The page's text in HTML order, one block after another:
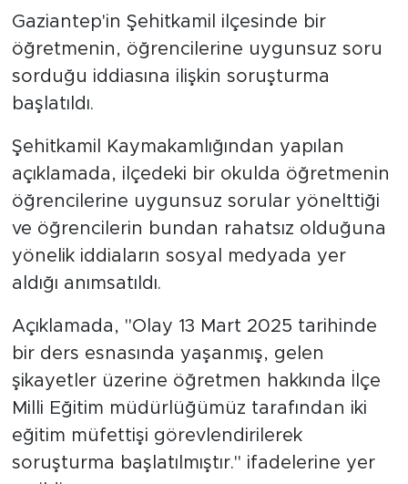
Gaziantep'in Şehitkamil ilçesinde bir
öğretmenin, öğrencilerine uygunsuz soru
sorduğu iddiasına ilişkin soruşturma
başlatıldı.
Şehitkamil Kaymakamlığından yapılan
açıklamada, ilçedeki bir okulda öğretmenin
öğrencilerine uygunsuz sorular yönelttiği
ve öğrencilerin bundan rahatsız olduğuna
yönelik iddiaların sosyal medyada yer
aldığı anımsatıldı.
Açıklamada, "Olay 13 Mart 2025 tarihinde
bir ders esnasında yaşanmış, gelen
şikayetler üzerine öğretmen hakkında İlçe
Milli Eğitim müdürlüğümüz tarafından iki
eğitim müfettişi görevlendirilerek
soruşturma başlatılmıştır." ifadelerine yer